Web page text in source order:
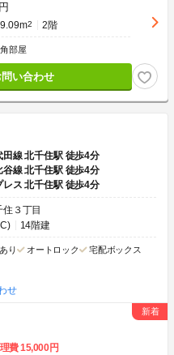
2 2階
角部屋
い合わせ
線 北千住駅 徒歩4分
線 北千住駅 徒歩4分
ス 北千住駅 徒歩4分
３丁目
14階建
り オートロック
宅配ボックス
せ
費15,000円